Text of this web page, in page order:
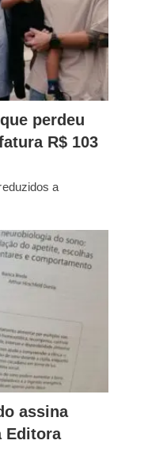
perdeu
R$ 103
a
assina
Editora